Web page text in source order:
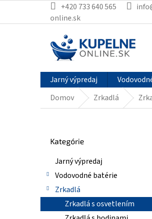
obsah
+420 733 640 565
online.sk
Jarný výpredaj
Domov
Zrkadlá
e
l
kategórie
Kategórie
Jarný výpredaj
Vodovodné batérie
Zrkadlá
Zrkadlá s osvetlením